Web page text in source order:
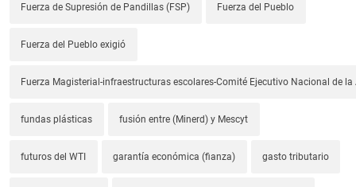
Fuerza de Supresión de Pandillas (FSP) Fuerza del Pueblo
Fuerza del Pueblo exigió
Fuerza Magisterial-infraestructuras escolares-Comité Ejecutivo Nacional de la
fundas plásticas fusión entre (Minerd) y Mescyt
futuros del WTI garantía económica (fianza) gasto tributario